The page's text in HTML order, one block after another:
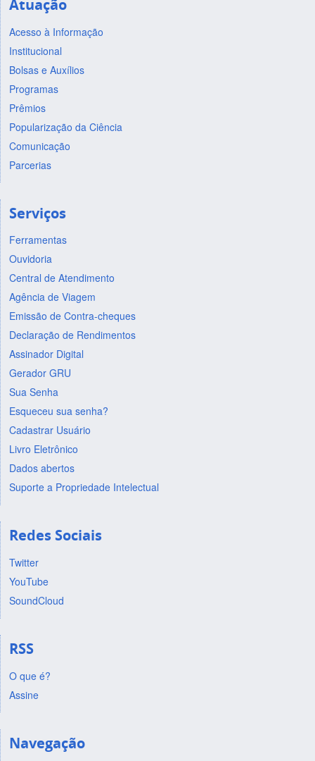
Atuação
Acesso à Informação
Institucional
Bolsas e Auxílios
Programas
Prêmios
Popularização da Ciência
Comunicação
Parcerias
Serviços
Ferramentas
Ouvidoria
Central de Atendimento
Agência de Viagem
Emissão de Contra-cheques
Declaração de Rendimentos
Assinador Digital
Gerador GRU
Sua Senha
Esqueceu sua senha?
Cadastrar Usuário
Livro Eletrônico
Dados abertos
Suporte a Propriedade Intelectual
Redes Sociais
Twitter
YouTube
SoundCloud
RSS
O que é?
Assine
Navegação